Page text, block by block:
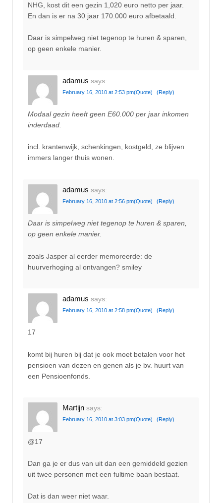
NHG, kost dit een gezin 1,020 euro netto per jaar.
En dan is er na 30 jaar 170.000 euro afbetaald.
Daar is simpelweg niet tegenop te huren & sparen,
op geen enkele manier.
adamus says:
February 16, 2010 at 2:53 pm(Quote) (Reply)
Modaal gezin heeft geen E60.000 per jaar inkomen
inderdaad.
incl. krantenwijk, schenkingen, kostgeld, ze blijven
immers langer thuis wonen.
adamus says:
February 16, 2010 at 2:56 pm(Quote) (Reply)
Daar is simpelweg niet tegenop te huren & sparen,
op geen enkele manier.
zoals Jasper al eerder memoreerde: de
huurverhoging al ontvangen? smiley
adamus says:
February 16, 2010 at 2:58 pm(Quote) (Reply)
17
komt bij huren bij dat je ook moet betalen voor het
pensioen van dezen en genen als je bv. huurt van
een Pensioenfonds.
Martijn says:
February 16, 2010 at 3:03 pm(Quote) (Reply)
@17
Dan ga je er dus van uit dan een gemiddeld gezien
uit twee personen met een fultime baan bestaat.
Dat is dan weer niet waar.